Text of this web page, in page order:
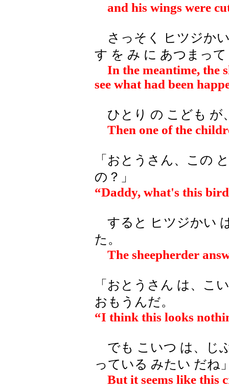
and his wings were
さっそく ヒツジか
す を み に あつまっ
In the meantime, the
see what had been
ひとり の こども が
Then one of the
「おとうさん、この
の？」
“Daddy, what's this
すると ヒツジかい
た。
The sheepherder
「おとうさん は、こ
おもうんだ。
“I think this looks
でも こいつ は、じ
っている みたい だね
But it seems like this